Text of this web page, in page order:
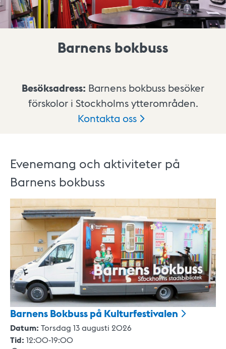
Barnens bokbuss
Besöksadress: Barnens bokbuss besöker
förskolor i Stockholms ytterområden.
Kontakta oss
Evenemang och aktiviteter på
Barnens bokbuss
Barnens Bokbuss på Kulturfestivalen
Datum: Torsdag 13 augusti 2026
Tid: 12:00-19:00